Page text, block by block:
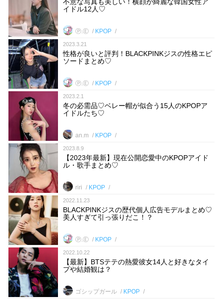
イドル12人♡
Ⓟ.Ⓔ KPOP
2023.3.21
性格が良いと評判！BLACKPINKジスの性格エピ
ソードまとめ♡
Ⓟ.Ⓔ KPOP
2023.2.1
冬の必需品♡ベレー帽が似合う15人のKPOPア
イドルたち♡
an.m KPOP
2023.8.9
【2023年最新】現在公開恋愛中のKPOPアイド
ル・歌手まとめ♡
riri KPOP
2022.11.23
BLACKPINKジスの歴代個人広告モデルまとめ♡
美人すぎて引っ張りだこ！？
Ⓟ.Ⓔ KPOP
2022.10.22
【最新】BTSテテの熱愛彼女14人と好きなタイ
プや結婚観は？
ゴシップガール KPOP